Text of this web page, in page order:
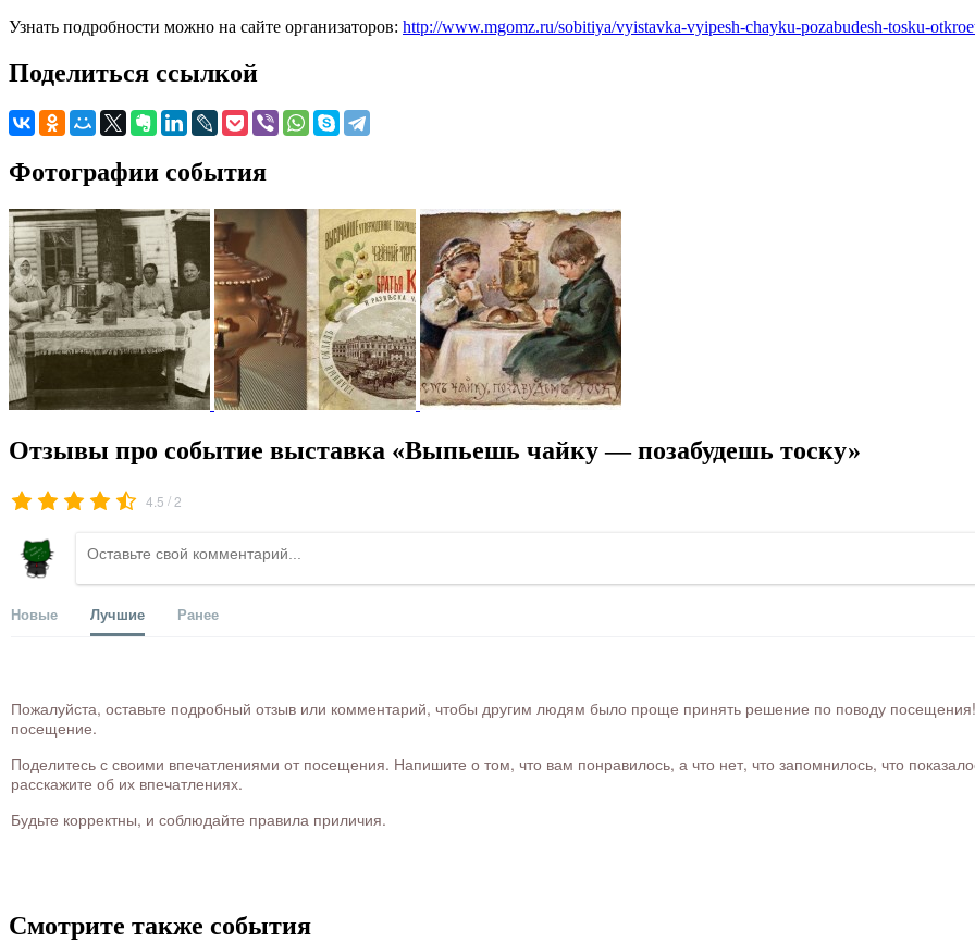
Узнать подробности можно на сайте организаторов: http://www.mgomz.ru/sobitiya/vyistavka-vyipesh-chayku-pozabudesh-tosku-
Поделиться ссылкой
Фотографии события
Отзывы про событие выставка «Выпьешь чайку — позабудешь тоску»
4.5 /2
Новые Лучшие Ранее
Пожалуйста, оставьте подробный отзыв или комментарий, чтобы другим людям было проще принять решение по поводу посещения!
посещение.
Поделитесь с своими впечатлениями от посещения. Напишите о том, что вам понравилось, а что нет, что запомнилось, что
расскажите об их впечатлениях.
Будьте корректны, и соблюдайте правила приличия.
Смотрите также события